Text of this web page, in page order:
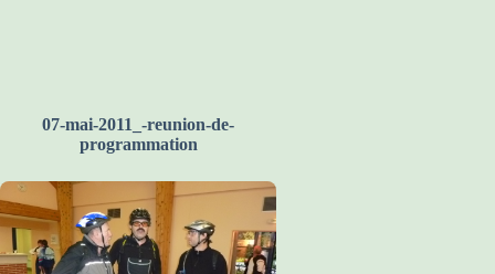
07-mai-2011_-reunion-de-
programmation